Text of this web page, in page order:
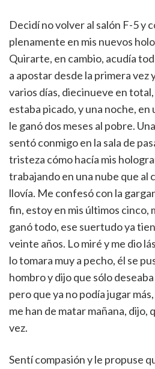
Decidí no volver al salón F-5 y
plenamente en mis nuevos
Quirarte, en cambio, acudía
a apostar desde la primera vez
varios días, diecinueve en
estaba picado, y una noche,
le ganó dos meses al pobre.
sentó conmigo en la sala de
tristeza cómo hacía mis
trabajando en una nube que al
llovía. Me confesó con la
fin, estoy en mis últimos cinco,
ganó todo, ese suertudo ya
veinte años. Lo miré y me dio
lo tomara muy a pecho, él se
hombro y dijo que sólo
pero que ya no podía jugar
me han de matar mañana, dijo,
vez.
Sentí compasión y le propuse